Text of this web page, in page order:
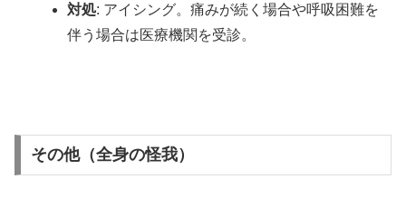
対処: アイシング。痛みが続く場合や呼吸困難を
伴う場合は医療機関を受診。
その他（全身の怪我）